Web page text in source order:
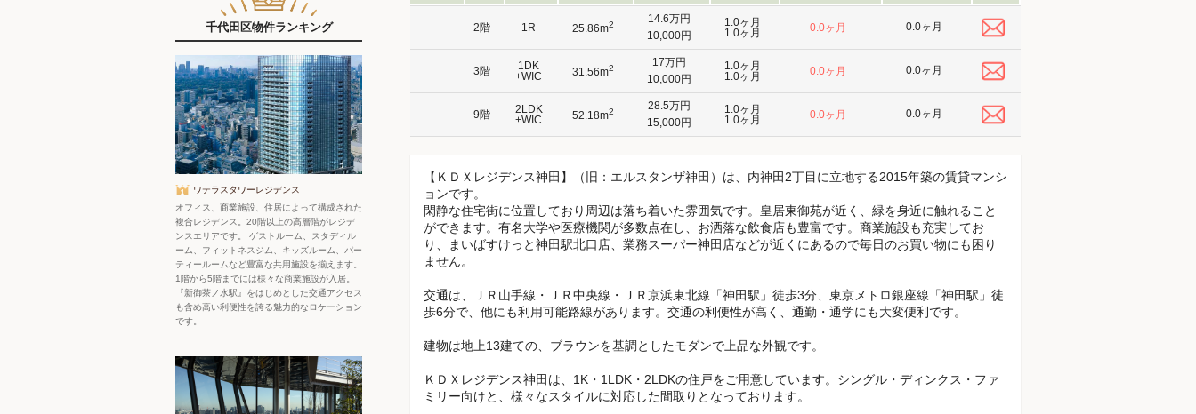
14.6万円
10,000円
1.0ヶ月
1.0ヶ月
0.0ヶ月 0.0ヶ月
2階 1R 25.86m2
17万円
10,000円
1.0ヶ月
1.0ヶ月
0.0ヶ月 0.0ヶ月
3階
1DK
+WIC
31.56m2
28.5万円
15,000円
1.0ヶ月
1.0ヶ月
0.0ヶ月 0.0ヶ月
9階
2LDK
+WIC
52.18m2
【ＫＤＸレジデンス神田】（旧：エルスタンザ神田）は、内神田2丁目に立地する2015年築の賃貸マンシ
ョンです。
閑静な住宅街に位置しており周辺は落ち着いた雰囲気です。皇居東御苑が近く、緑を身近に触れること
ができます。有名大学や医療機関が多数点在し、お洒落な飲食店も豊富です。商業施設も充実してお
り、まいばすけっと神田駅北口店、業務スーパー神田店などが近くにあるので毎日のお買い物にも困り
ません。
交通は、ＪＲ山手線・ＪＲ中央線・ＪＲ京浜東北線「神田駅」徒歩3分、東京メトロ銀座線「神田駅」徒
歩6分で、他にも利用可能路線があります。交通の利便性が高く、通勤・通学にも大変便利です。
建物は地上13建ての、ブラウンを基調としたモダンで上品な外観です。
ＫＤＸレジデンス神田は、1K・1LDK・2LDKの住戸をご用意しています。シングル・ディンクス・ファ
ミリー向けと、様々なスタイルに対応した間取りとなっております。
千代田区物件ランキング
ワテラスタワーレジデンス
オフィス、商業施設、住居によって構成された
複合レジデンス。20階以上の高層階がレジデ
ンスエリアです。 ゲストルーム、スタディル
ーム、フィットネスジム、キッズルーム、パー
ティールームなど豊富な共用施設を揃えます。
1階から5階までには様々な商業施設が入居。
『新御茶ノ水駅』をはじめとした交通アクセス
も含め高い利便性を誇る魅力的なロケーション
です。